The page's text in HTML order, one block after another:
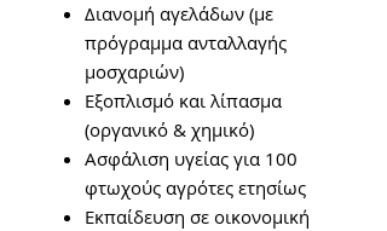
Διανομή αγελάδων (με
πρόγραμμα ανταλλαγής
μοσχαριών)
Εξοπλισμό και λίπασμα
(οργανικό & χημικό)
Ασφάλιση υγείας για 100
φτωχούς αγρότες ετησίως
Εκπαίδευση σε οικονομική